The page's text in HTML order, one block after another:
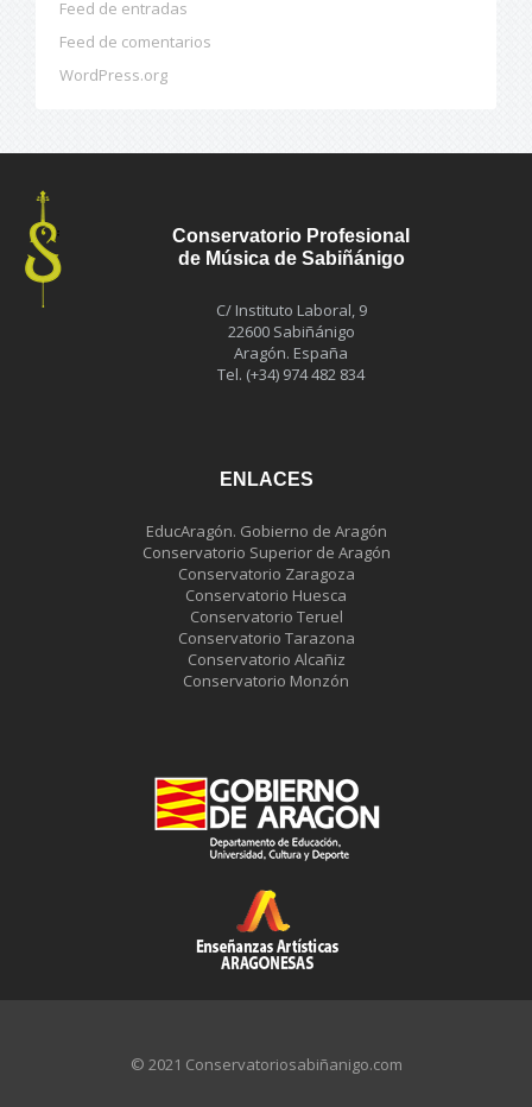
Feed de entradas
Feed de comentarios
WordPress.org
Conservatorio Profesional
de Música de Sabiñánigo
C/ Instituto Laboral, 9
22600 Sabiñánigo
Aragón. España
Tel. (+34) 974 482 834
ENLACES
EducAragón. Gobierno de Aragón
Conservatorio Superior de Aragón
Conservatorio Zaragoza
Conservatorio Huesca
Conservatorio Teruel
Conservatorio Tarazona
Conservatorio Alcañiz
Conservatorio Monzón
© 2021 Conservatoriosabiñanigo.com